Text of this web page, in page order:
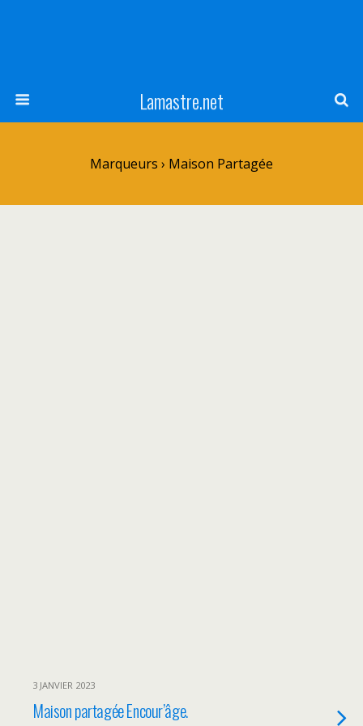
Lamastre.net
Marqueurs › Maison Partagée
3 JANVIER 2023
Maison partagée Encour’âge.